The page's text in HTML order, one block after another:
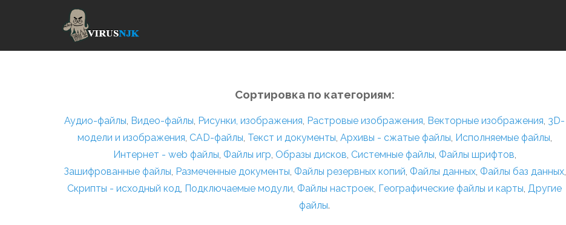
Сортировка по категориям:
Аудио-файлы, Видео-файлы, Рисунки, изображения, Растровые изображения, Векторные изображения, 3D-
модели и изображения, CAD-файлы, Текст и документы, Архивы - сжатые файлы, Исполняемые файлы,
Интернет - web файлы, Файлы игр, Образы дисков, Системные файлы, Файлы шрифтов,
Зашифрованные файлы, Размеченные документы, Файлы резервных копий, Файлы данных, Файлы баз данных,
Скрипты - исходный код, Подключаемые модули, Файлы настроек, Географические файлы и карты, Другие
файлы.